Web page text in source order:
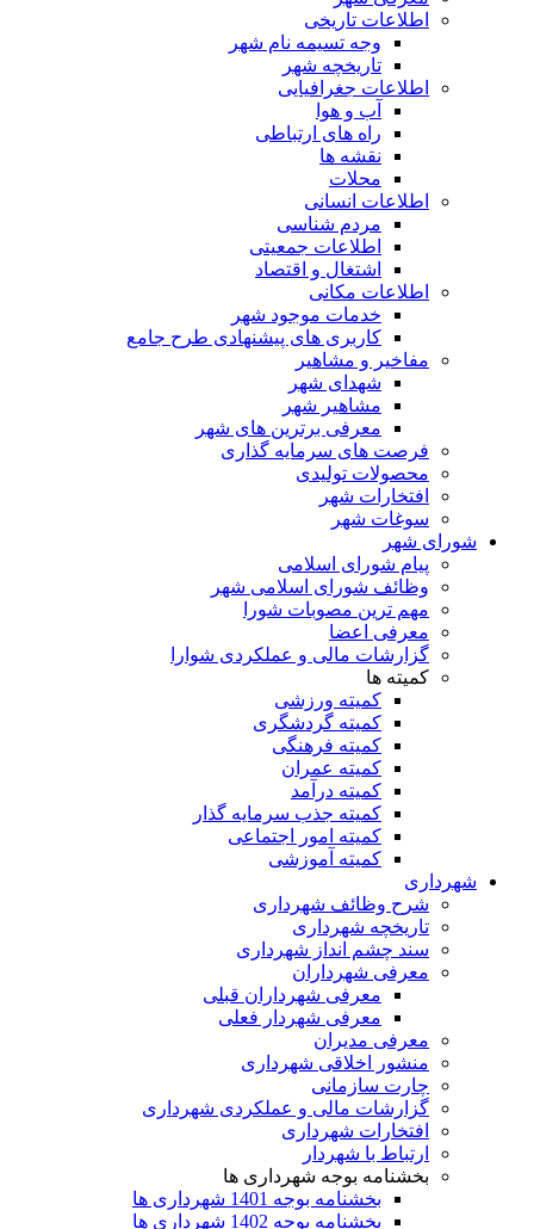
اطلاعات تاریخی
وجه تسیمه نام شهر
تاریخچه شهر
اطلاعات جغرافیایی
آب و هوا
راه های ارتباطی
نقشه ها
محلات
اطلاعات انسانی
مردم شناسی
اطلاعات جمعیتی
اشتغال و اقتصاد
اطلاعات مکانی
خدمات موجود شهر
کاربری های پیشنهادی طرح جامع
مفاخیر و مشاهیر
شهدای شهر
مشاهیر شهر
معرفی برترین های شهر
فرصت های سرمایه گذاری
محصولات تولیدی
افتخارات شهر
سوغات شهر
شورای شهر
پیام شورای اسلامی
وظائف شورای اسلامی شهر
مهم ترین مصوبات شورا
معرفی اعضا
گزارشات مالی و عملکردی شوارا
کمیته ها
کمیته ورزشی
کمیته گردشگری
کمیته فرهنگی
کمیته عمران
کمیته درآمد
کمیته جذب سرمایه گذار
کمیته امور اجتماعی
کمیته آموزشی
شهرداری
شرح وظائف شهرداری
تاریخچه شهرداری
سند چشم انداز شهرداری
معرفی شهرداران
معرفی شهرداران قبلی
معرفی شهردار فعلی
معرفی مدیران
منشور اخلاقی شهرداری
چارت سازمانی
گزارشات مالی و عملکردی شهرداری
افتخارات شهرداری
ارتباط با شهردار
بخشنامه بوجه شهرداری ها
بخشنامه بوجه 1401 شهرداری ها
بخشنامه بوجه 1402 شهرداری ها